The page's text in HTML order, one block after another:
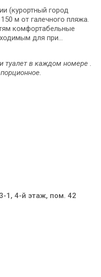
(курортный город
м от галечного пляжа.
комфортабельные
для при...
туалет в каждом номере .
1, 4-й этаж, пом. 42